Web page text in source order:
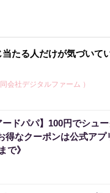
当たる人だけが気づいて
会社デジタルファーム ）
じ、運じゃなかった」当
てる
同会社デジタルファーム ）
ードパパ】100円でシュ
得なクーポンは公式アプ
で》